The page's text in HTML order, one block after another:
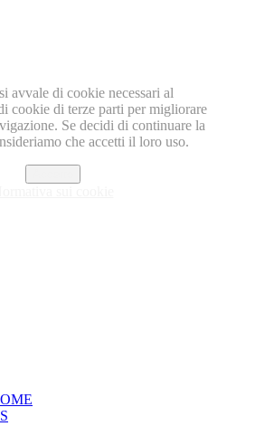
avvale di cookie necessari al
cookie di terze parti per migliorare
Se decidi di continuare la
che accetti il loro uso.